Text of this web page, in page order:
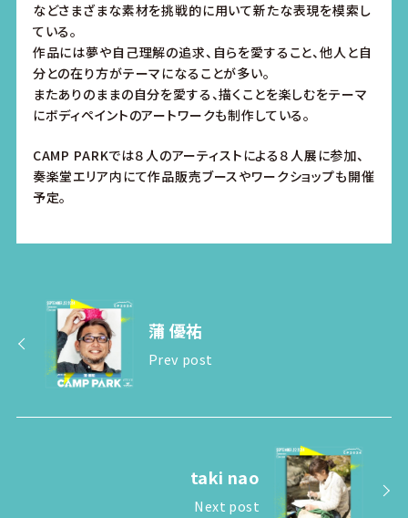
などさまざまな素材を挑戦的に用いて新たな表現を模索し
ている。
作品には夢や自己理解の追求、自らを愛すること、他人と自
分との在り方がテーマになることが多い。
またありのままの自分を愛する、描くことを楽しむをテーマ
にボディペイントのアートワークも制作している。
CAMP PARKでは８人のアーティストによる８人展に参加、
奏楽堂エリア内にて作品販売ブースやワークショップも開催
予定。
蒲 優祐
Prev post
taki nao
Next post